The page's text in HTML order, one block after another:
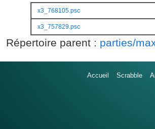
x3_768105.psc
x3_757829.psc
Répertoire parent : parties/
Accueil Scrabble